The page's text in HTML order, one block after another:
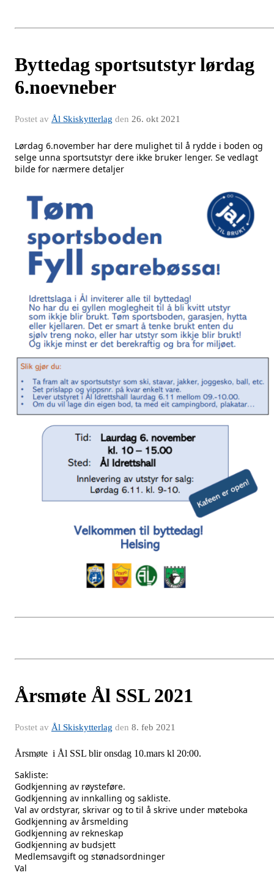
Byttedag sportsutstyr lørdag
6.noevneber
Postet av Ål Skiskytterlag den 26. okt 2021
Lørdag 6.november har dere mulighet til å rydde i boden og
selge unna sportsutstyr dere ikke bruker lenger. Se vedlagt
bilde for nærmere detaljer
Årsmøte Ål SSL 2021
Postet av Ål Skiskytterlag den 8. feb 2021
Årsmøte i Ål SSL blir onsdag 10.mars kl 20:00.
Sakliste:
Godkjenning av røysteføre.
Godkjenning av innkalling og sakliste.
Val av ordstyrar, skrivar og to til å skrive under møteboka
Godkjenning av årsmelding
Godkjenning av rekneskap
Godkjenning av budsjett
Medlemsavgift og stønadsordninger
Val